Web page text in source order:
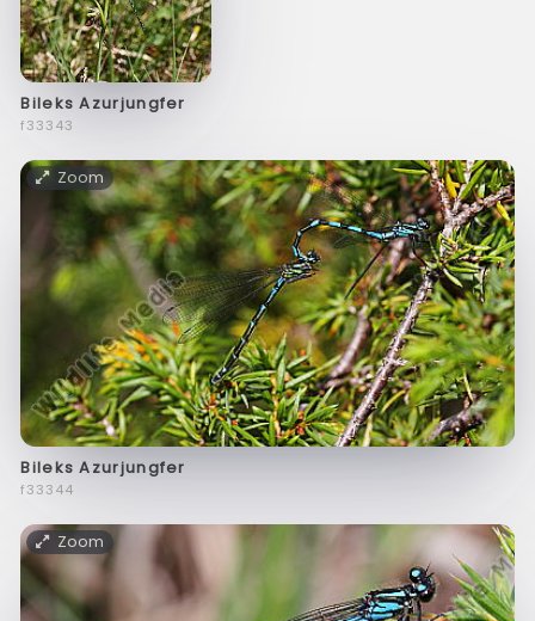
Bileks Azurjungfer
f33343
Zoom
Bileks Azurjungfer
f33344
Zoom